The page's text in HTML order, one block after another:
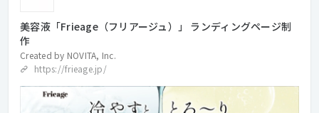
美容液「Frieage（フリアージュ）」 ランディングページ制
作
Created by NOVITA, Inc.
https://frieage.jp/